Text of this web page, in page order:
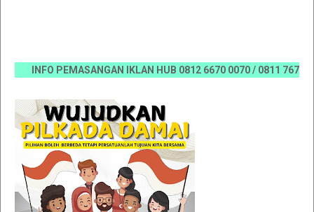
INFO PEMASANGAN IKLAN HUB 0812 6670 0070 / 0811 7673